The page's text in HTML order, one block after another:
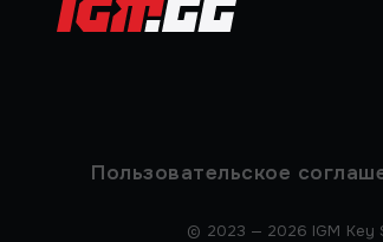
Пользовательское
© 2023 — 2026 IGM Key